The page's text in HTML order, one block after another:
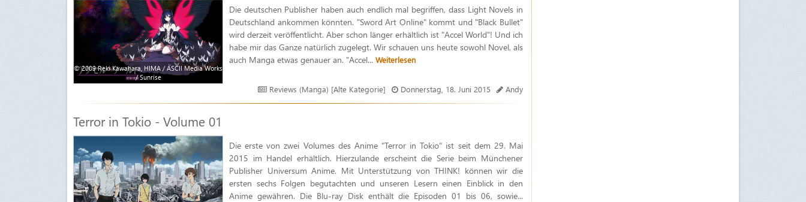
© 2009 Reki Kawahara, HIMA / ASCII Media Works
/ Sunrise
Die deutschen Publisher haben auch endlich mal begriffen, dass Light Novels in
Deutschland ankommen könnten. "Sword Art Online" kommt und "Black Bullet"
wird derzeit veröffentlicht. Aber schon länger erhältlich ist "Accel World"! Und ich
habe mir das Ganze natürlich zugelegt. Wir schauen uns heute sowohl Novel, als
auch Manga etwas genauer an. "Accel... Weiterlesen
Reviews (Manga) [Alte Kategorie] Donnerstag, 18. Juni 2015 Andy
Terror in Tokio - Volume 01
Die erste von zwei Volumes des Anime "Terror in Tokio" ist seit dem 29. Mai
2015 im Handel erhältlich. Hierzulande erscheint die Serie beim Münchener
Publisher Universum Anime. Mit Unterstützung von THINK! können wir die
ersten sechs Folgen begutachten und unseren Lesern einen Einblick in den
Anime gewähren. Die Blu-ray Disk enthält die Episoden 01 bis 06, sowie...